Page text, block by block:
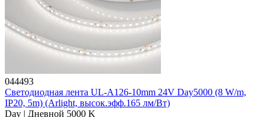
044493
Светодиодная лента UL-A126-10mm 24V Day5000 (8 W/m,
IP20, 5m) (Arlight, высок.эфф.165 лм/Вт)
Day | Дневной 5000 K